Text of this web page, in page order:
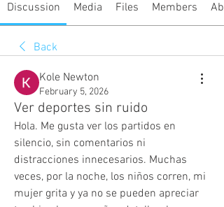
Discussion Media Files Members
Back
Kole Newton
February 5, 2026
Ver deportes sin ruido
Hola. Me gusta ver los partidos en
silencio, sin comentarios ni
distracciones innecesarios. Muchas
veces, por la noche, los niños corren, mi
mujer grita y ya no se pueden apreciar